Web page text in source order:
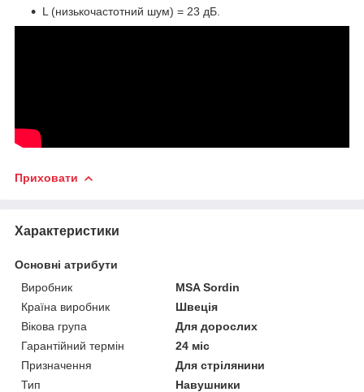
L (низькочастотний шум) = 23 дБ.
Приховати
Характеристики
Основні атрибути
Виробник
MSA Sordin
Країна виробник
Швеція
Вікова група
Для дорослих
Гарантійний термін
24 міс
Призначення
Для стрілянини
Тип
Навушники